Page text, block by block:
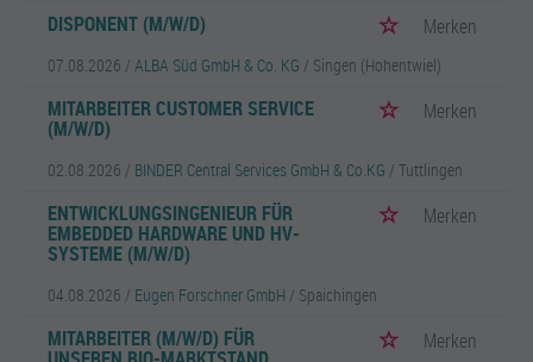
DISPONENT (M/W/D) Merken
07.08.2026 / ALBA Süd GmbH & Co. KG / Singen (Hohentwiel)
MITARBEITER CUSTOMER SERVICE
(M/W/D)
Merken
02.08.2026 / BINDER Central Services GmbH & Co.KG / Tuttlingen
ENTWICKLUNGSINGENIEUR FÜR
EMBEDDED HARDWARE UND HV-
SYSTEME (M/W/D)
Merken
04.08.2026 / Eugen Forschner GmbH / Spaichingen
MITARBEITER (M/W/D) FÜR Merken